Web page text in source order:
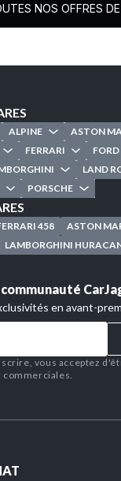
NOS OFFRES
ALPINE
ASTON
FERRARI
FORD
LAND
PORSCHE
458
ASTON
LAMBORGHINI
en avant-
vous acceptez
commerciales.